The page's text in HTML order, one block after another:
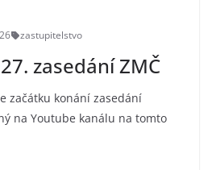
zastupitelstvo
zasedání ZMČ
začátku konání zasedání
na Youtube kanálu na tomto